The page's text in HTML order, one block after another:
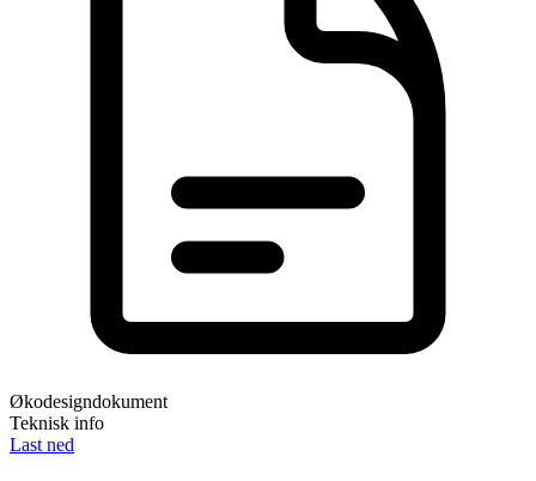
Økodesigndokument
Teknisk info
Last ned